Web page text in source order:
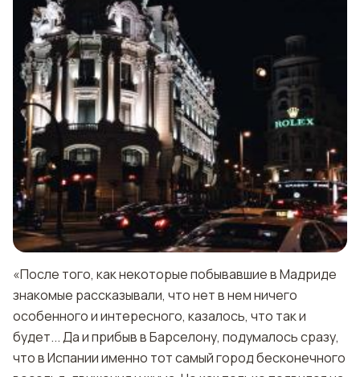
«После того, как некоторые побывавшие в Мадриде
знакомые рассказывали, что нет в нем ничего
особенного и интересного, казалось, что так и
будет... Да и прибыв в Барселону, подумалось сразу,
что в Испании именно тот самый город бесконечного